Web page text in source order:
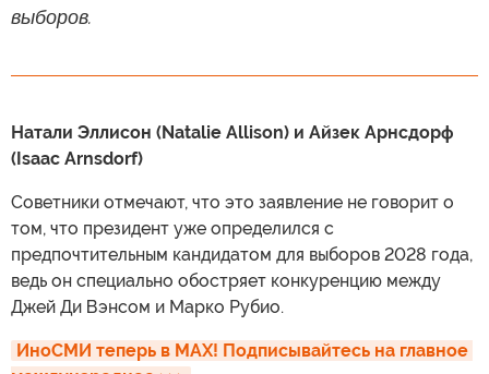
выборов.
Натали Эллисон (Natalie Allison) и Айзек Арнсдорф
(Isaac Arnsdorf)
Советники отмечают, что это заявление не говорит о
том, что президент уже определился с
предпочтительным кандидатом для выборов 2028 года,
ведь он специально обостряет конкуренцию между
Джей Ди Вэнсом и Марко Рубио.
ИноСМИ теперь в MAX! Подписывайтесь на главное